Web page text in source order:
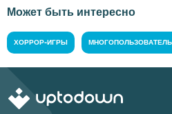
Может быть интересно
ХОРРОР-ИГРЫ